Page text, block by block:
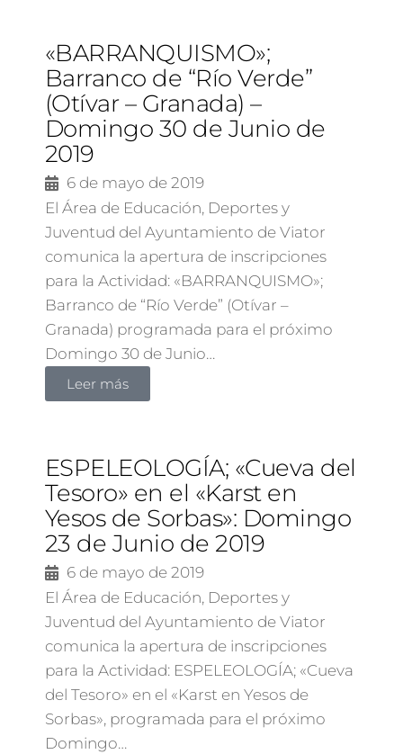
«BARRANQUISMO»;
Barranco de “Río Verde”
(Otívar – Granada) –
Domingo 30 de Junio de
2019
6 de mayo de 2019
El Área de Educación, Deportes y
Juventud del Ayuntamiento de Viator
comunica la apertura de inscripciones
para la Actividad: «BARRANQUISMO»;
Barranco de “Río Verde” (Otívar –
Granada) programada para el próximo
Domingo 30 de Junio…
Leer más
ESPELEOLOGÍA; «Cueva del
Tesoro» en el «Karst en
Yesos de Sorbas»: Domingo
23 de Junio de 2019
6 de mayo de 2019
El Área de Educación, Deportes y
Juventud del Ayuntamiento de Viator
comunica la apertura de inscripciones
para la Actividad: ESPELEOLOGÍA; «Cueva
del Tesoro» en el «Karst en Yesos de
Sorbas», programada para el próximo
Domingo…